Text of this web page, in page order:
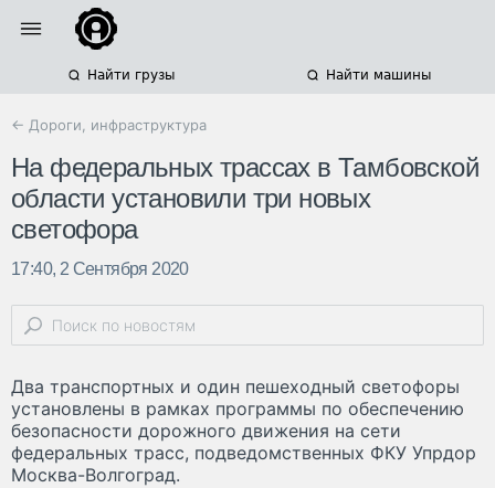
Найти грузы Найти машины
← Дороги, инфраструктура
На федеральных трассах в Тамбовской
области установили три новых
светофора
17:40, 2 Сентября 2020
Два транспортных и один пешеходный светофоры
установлены в рамках программы по обеспечению
безопасности дорожного движения на сети
федеральных трасс, подведомственных ФКУ Упрдор
Москва-Волгоград.